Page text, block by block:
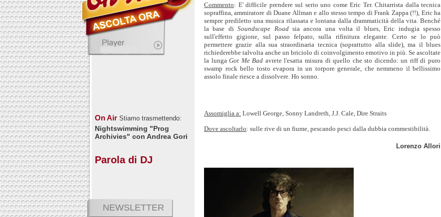
On Air Stiamo trasmettendo:
Nightswimming "Prog
Archivies" con Andrea Gori
Parola di DJ
NEWSLETTER
Commento: E' difficile prendere sul serio uno come Eric Ter. Chitarrista dalla tecnica
sopraffina, ammiratore di Duane Allman e allo stesso tempo di Frank Zappa (!!), Eric ha
sempre prediletto una musica rilassata e lontana dalla drammaticità della vita. Benché
la base diSoundscape Roadsia ancora una volta il blues, Eric indugia spesso
sull'effetto gigione, sul passo felpato, sulla rifinitura elegante. Certo se lo può
permettere grazie alla sua straordinaria tecnica (soprattutto alla slide), ma il blues
richiederebbe talvolta anche un briciolo di coinvolgimento emotivo in più. Se ascoltate
la lungaGot Me Bad avrete l'esatta misura di quello che sto dicendo: un riff di puro
swamp rock bello tosto evapora in un torpore generale, che nemmeno il bellissimo
assolo finale riesce a dissolvere. Ho sonno.
Assomiglia a: Lowell George, Sonny Landreth, J.J. Cale, Dire Straits
Dove ascoltarlo: sulle rive di un fiume, pescando pesci dalla dubbia commestibilità.
Lorenzo Allori